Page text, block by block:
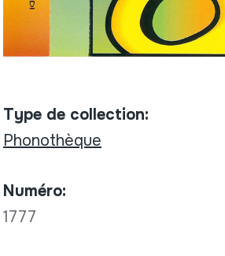
Type de collection:
Phonothèque
Numéro:
1777